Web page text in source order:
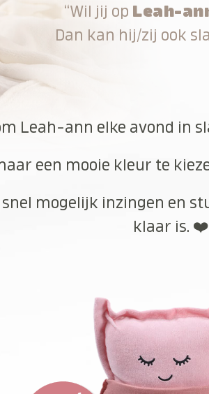
“Wil jij op Leah-
Dan kan hij/zij ook
Leah-ann elke avond in
een mooie kleur te
mogelijk inzingen en
klaar is. ❤️